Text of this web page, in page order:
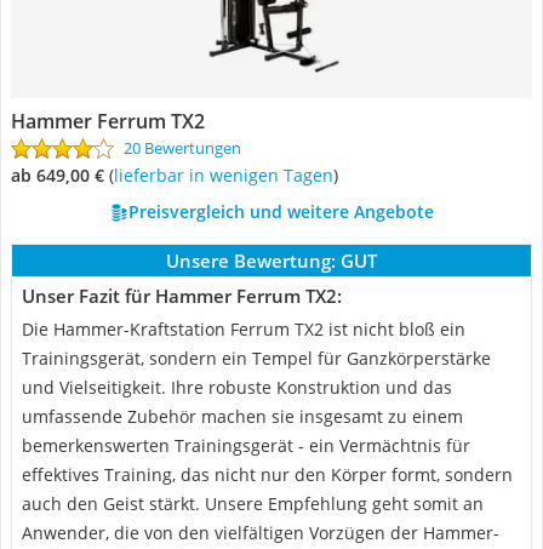
Hammer Ferrum TX2
20 Bewertungen
ab 649,00 € ( Lieferbar in wenigen Tagen)
Preisvergleich und weitere Angebote
Unsere Bewertung: GUT
Unser Fazit für Hammer Ferrum TX2:
Die Hammer-Kraftstation Ferrum TX2 ist nicht bloß ein
Trainingsgerät, sondern ein Tempel für Ganzkörperstärke
und Vielseitigkeit. Ihre robuste Konstruktion und das
umfassende Zubehör machen sie insgesamt zu einem
bemerkenswerten Trainingsgerät - ein Vermächtnis für
effektives Training, das nicht nur den Körper formt, sondern
auch den Geist stärkt. Unsere Empfehlung geht somit an
Anwender, die von den vielfältigen Vorzügen der Hammer-